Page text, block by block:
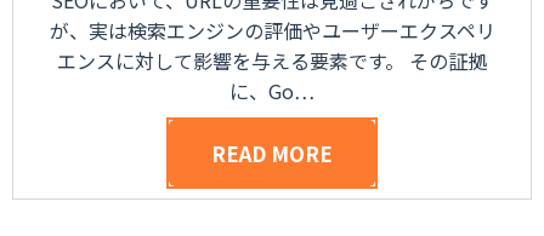
が、実は検索エンジンの評価やユーザーエクスペリ
エンスに対して影響を与える要素です。 その証拠
に、Go…
READ MORE